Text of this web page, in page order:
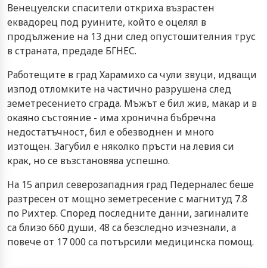
Венецуелски спасители откриха възрастен
еквадорец под руините, който е оцелял в
продължение на 13 дни след опустошителния трус
в страната, предаде БГНЕС.
Работещите в град Харамихо са чули звуци, идващи
изпод отломките на частично разрушена след
земетресението сграда. Мъжът е бил жив, макар и в
окаяно състояние - има хронична бъбречна
недостатъчност, бил е обезводнен и много
изтощен. Загубил е няколко пръсти на левия си
крак, но се възстановява успешно.
На 15 април северозападния град Педерналес беше
разтресен от мощно земетресение с магнитуд 7.8
по Рихтер. Според последните данни, загиналите
са близо 660 души, 48 са безследно изчезнали, а
повече от 17 000 са потърсили медицинска помощ.